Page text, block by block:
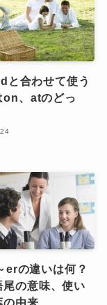
と合わせて使う
on、atのどっ
erの違いは何？
尾の意味、使い